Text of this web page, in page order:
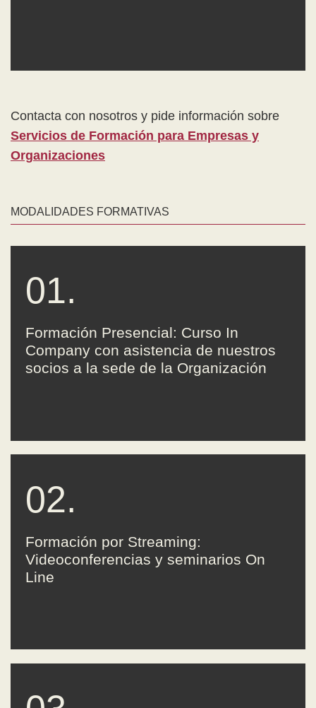
Contacta con nosotros y pide información sobre
Servicios de Formación para Empresas y
Organizaciones
MODALIDADES FORMATIVAS
01.
Formación Presencial: Curso In
Company con asistencia de nuestros
socios a la sede de la Organización
02.
Formación por Streaming:
Videoconferencias y seminarios On
Line